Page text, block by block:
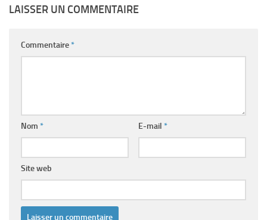
LAISSER UN COMMENTAIRE
Commentaire*
Nom * E-mail *
Site web